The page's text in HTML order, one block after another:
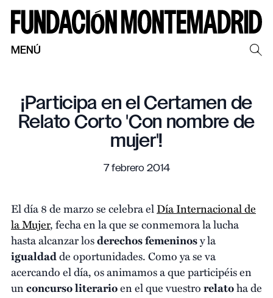
MENÚ
¡Participa en el Certamen de
Relato Corto 'Con nombre de
mujer'!
7 febrero 2014
El día 8 de marzo se celebra elDía Internacional de
la Mujer, fecha en la que se conmemora la lucha
hasta alcanzar losderechosfemeninosy la
igualdadde oportunidades. Como ya se va
acercando el día, os animamos a que participéis en
unconcursoliterarioen el que vuestrorelatoha de